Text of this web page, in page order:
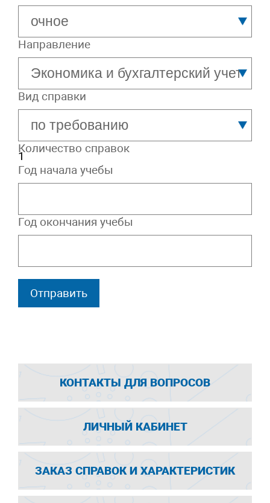
Направление
Вид справки
Количество справок
Год начала учебы
Год окончания учебы
КОНТАКТЫ ДЛЯ ВОПРОСОВ
ЛИЧНЫЙ КАБИНЕТ
ЗАКАЗ СПРАВОК И ХАРАКТЕРИСТИК